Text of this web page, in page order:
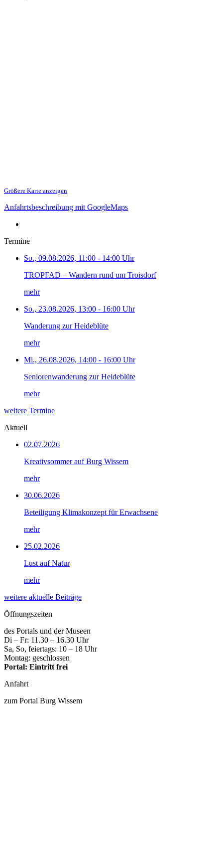
Größere Karte anzeigen
Anfahrtsbeschreibung mit GoogleMaps
Termine
So., 09.08.2026, 11:00 - 14:00 Uhr
TROPFAD – Wandern rund um Troisdorf
mehr
So., 23.08.2026, 13:00 - 16:00 Uhr
Wanderung zur Heideblüte
mehr
Mi., 26.08.2026, 14:00 - 16:00 Uhr
Seniorenwanderung zur Heideblüte
mehr
weitere Termine
Aktuell
02.07.2026
Kreativsommer auf Burg Wissem
mehr
30.06.2026
Beteiligung Klimakonzept für Erwachsene
mehr
25.02.2026
Lust auf Natur
mehr
weitere aktuelle Beiträge
Öffnungszeiten
des Portals und der Museen
Di – Fr: 11.30 – 16.30 Uhr
Sa, So, feiertags: 10 – 18 Uhr
Montag: geschlossen
Portal: Eintritt frei
Anfahrt
zum Portal Burg Wissem